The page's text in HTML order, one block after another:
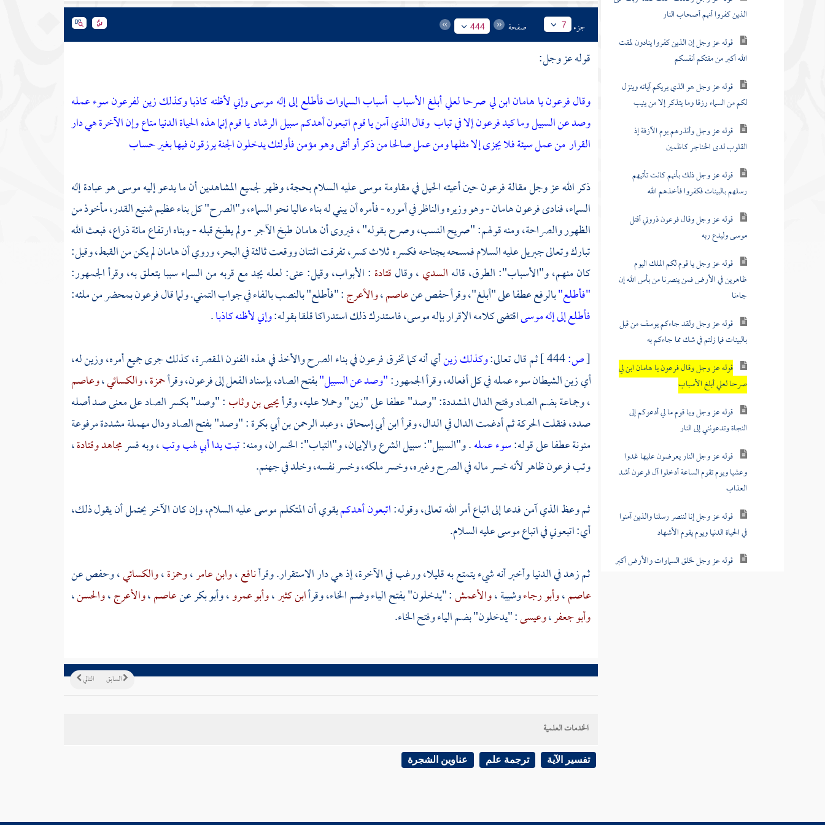
الذين كفروا أنهم أصحاب النار
قوله عز وجل إن الذين كفروا ينادون لمقت
الله أكبر من مقتكم أنفسكم
قوله عز وجل هو الذي يريكم آياته وينزل
لكم من السماء رزقا وما يتذكر إلا من ينيب
قوله عز وجل وأنذرهم يوم الآزفة إذ
القلوب لدى الحناجر كاظمين
قوله عز وجل ذلك بأنهم كانت تأتيهم
رسلهم بالبينات فكفروا فأخذهم الله
قوله عز وجل وقال فرعون ذروني أقتل
موسى وليدع ربه
قوله عز وجل يا قوم لكم الملك اليوم
ظاهرين في الأرض فمن ينصرنا من بأس الله إن
جاءنا
قوله عز وجل ولقد جاءكم يوسف من قبل
بالبينات فما زلتم في شك مما جاءكم به
قوله عز وجل وقال فرعون يا هامان ابن لي
صرحا لعلي أبلغ الأسباب
قوله عز وجل ويا قوم ما لي أدعوكم إلى
النجاة وتدعونني إلى النار
قوله عز وجل النار يعرضون عليها غدوا
وعشيا ويوم تقوم الساعة أدخلوا آل فرعون أشد
العذاب
قوله عز وجل إنا لننصر رسلنا والذين آمنوا
في الحياة الدنيا ويوم يقوم الأشهاد
قوله عز وجل لخلق السماوات والأرض أكبر
جزء 7 صفحة 444
قوله عز وجل:
وقال فرعون يا هامان ابن لي صرحا لعلي أبلغ الأسباب أسباب السماوات فأطلع إلى إله موسى وإني لأظنه كاذبا وكذلك زين لفرعون سوء عمله
وصد عن السبيل وما كيد فرعون إلا في تباب وقال الذي آمن يا قوم اتبعون أهدكم سبيل الرشاديا قوم إنما هذه الحياة الدنيا متاع وإن الآخرة هي دار
القرارمن عمل سيئة فلا يجزى إلا مثلها ومن عمل صالحا من ذكر أو أنثى وهو مؤمن فأولئك يدخلون الجنة يرزقون فيها بغير حساب
ذكر الله عز وجل مقالةفرعونحين أعيته الحيل في مقاومةموسىعليه السلام بحجة، وظهر لجميع المشاهدين أن ما يدعو إليهموسىهو عبادة إله
السماء، فنادىفرعونهامان- وهو وزيره والناظر في أموره - فأمره أن يبني له بناء عاليا نحو السماء، و"الصرح" كل بناء عظيم شنيع القدر، مأخوذ من
الظهور والصراحة، ومنه قولهم: "صريح النسب، وصرح بقوله" ، فيروى أنهامانطبخ الآجر - ولم يطبخ قبله - وبناه ارتفاع مائة ذراع، فبعث الله
تبارك وتعالىجبريلعليه السلام فمسحه بجناحه فكسره ثلاث كسر، تفرقت اثنتان ووقعت ثالثة في البحر، وروي أنهامانلم يكن من القبط، وقيل:
كان منهم، و"الأسباب": الطرق، قالهالسدي، وقالقتادة: الأبواب، وقيل: عنى: لعله يجد مع قربه من السماء سببا يتعلق به، وقرأ الجمهور:
"فأطلع"بالرفع عطفا على "أبلغ"، وقرأحفصعنعاصم،والأعرج: "فأطلع" بالنصب بالفاء في جواب التمني. ولما قالفرعونبمحضر من ملئه:
فأطلع إلى إله موسىاقتضى كلامه الإقرار بإلهموسى،فاستدرك ذلك استدراكا قلقا بقوله:وإني لأظنه كاذبا.
[ص: ثم قال تعالى:وكذلك زينأي أنه كما تخرقفرعونفي بناء الصرح والأخذ في هذه الفنون المقصرة، كذلك جرى جميع أمره، وزين له،
أي زين الشيطان سوء عمله في كل أفعاله، وقرأ الجمهور:"وصد عن السبيل"بفتح الصاد، بإسناد الفعل إلىفرعون،وقرأحمزة،والكسائي،وعاصم
، وجماعة بضم الصاد وفتح الدال المشددة: "وصد" عطفا على "زين" وحملا عليه، وقرأيحيى بن وثاب: "وصد" بكسر الصاد على معنى صد أصله
صدد، فنقلت الحركة ثم أدغمت الدال في الدال، وقرأابن أبي إسحاق،وعبد الرحمن بن أبي بكرة: "وصد" بفتح الصاد ودال مهملة مشددة مرفوعة
منونة عطفا على قوله:سوء عمله. و"السبيل": سبيل الشرع والإيمان، و"التباب": الخسران، ومنه:تبت يدا أبي لهب وتب، وبه فسرمجاهدوقتادة،
وتبفرعونظاهر لأنه خسر ماله في الصرح وغيره، وخسر ملكه، وخسر نفسه، وخلد في جهنم.
ثم وعظ الذي آمن فدعا إلى اتباع أمر الله تعالى، وقوله:اتبعون أهدكميقوي أن المتكلمموسىعليه السلام، وإن كان الآخر يحتمل أن يقول ذلك،
أي: اتبعوني في اتباعموسىعليه السلام.
ثم زهد في الدنيا وأخبر أنه شيء يتمتع به قليلا، ورغب في الآخرة، إذ هي دار الاستقرار. وقرأنافع،وابن عامر،وحمزة،والكسائي،وحفصعن
عاصم،وأبو رجاءوشيبة،والأعمش: "يدخلون" بفتح الياء وضم الخاء، وقرأابن كثير،وأبو عمرو،وأبو بكرعنعاصم،والأعرج،والحسن،
وأبو جعفر،وعيسى: "يدخلون" بضم الياء وفتح الخاء.
التالي السابق
الخدمات العلمية
تفسير الآية ترجمة علم عناوين الشجرة